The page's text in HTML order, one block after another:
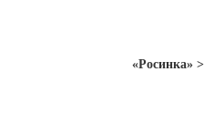
«Росинка» >